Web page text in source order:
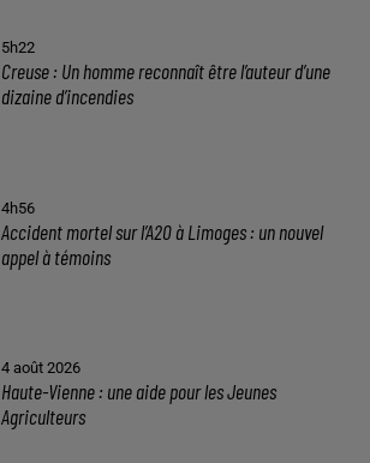
5h22
Creuse : Un homme reconnaît être l’auteur d’une
dizaine d’incendies
4h56
Accident mortel sur l’A20 à Limoges : un nouvel
appel à témoins
4 août 2026
Haute-Vienne : une aide pour les Jeunes
Agriculteurs